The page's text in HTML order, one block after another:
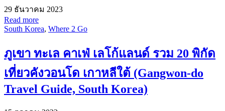
29 ธันวาคม 2023
Read more
South Korea, Where 2 Go
ภูเขา ทะเล คาเฟ่ เลโก้แลนด์ รวม 20 พิกัด
เที่ยวคังวอนโด เกาหลีใต้ (Gangwon-do
Travel Guide, South Korea)